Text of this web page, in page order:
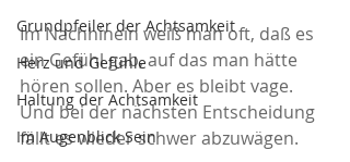
Grundpfeiler der Achtsamkeit
Herz und Gefühle
Haltung der Achtsamkeit
Im Augenblick Sein
Im Nachhinein weiß man oft, daß es
ein Gefühl gab, auf das man hätte
hören sollen. Aber es bleibt vage.
Und bei der nächsten Entscheidung
fällt es wieder schwer abzuwägen.